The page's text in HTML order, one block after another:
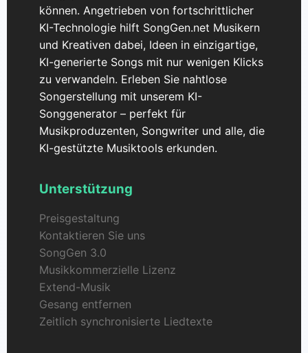
können. Angetrieben von fortschrittlicher
KI-Technologie hilft SongGen.net Musikern
und Kreativen dabei, Ideen in einzigartige,
KI-generierte Songs mit nur wenigen Klicks
zu verwandeln. Erleben Sie nahtlose
Songerstellung mit unserem KI-
Songgenerator – perfekt für
Musikproduzenten, Songwriter und alle, die
KI-gestützte Musiktools erkunden.
Unterstützung
Preisgestaltung
Kontaktieren Sie uns
SongGen 3.0
Musikkommerzielle Lizenz
Extend-Musik
Gesang entfernen
Zeitlich synchronisierte Liedtexte